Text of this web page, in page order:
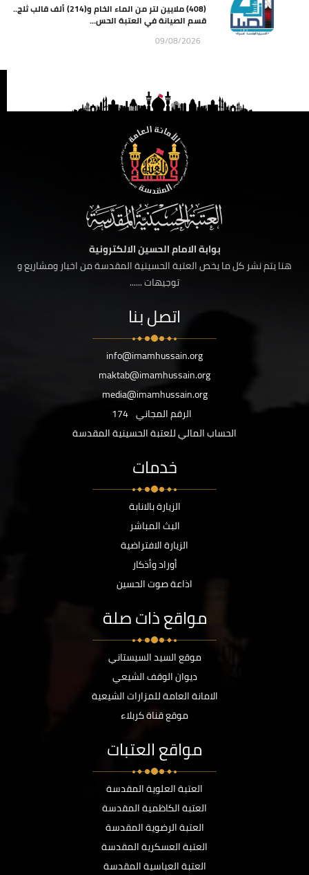
(408) ملايين لتر من الماء الخام و(214) ألف قالب ثلج..
قسم الصيانة في العتبة الحس...
09/08/2026
بوابة الامام الحسين الالكترونية
هنا يتم نشر كل ما يخص العتبة الحسينية المقدسة من اخبار ومشاريع و
توجيهات ......
اتصل بنا
info@imamhussain.org
maktab@imamhussain.org
media@imamhussain.org
الرقم المجاني 174
الحساب المالي للعتبة الحسينية المقدسة
خدمات
الزيارة بالانابة
البث المباشر
الزيارة الافتراضية
أوراد وأذكار
اذاعة صوت الحسين
مواقع ذات صلة
موقع السيد السيستاني
ديوان الوقف الشيعي
الامانة العامة للمزارات الشيعية
موقع قناة كربلاء
مواقع العتبات
العتبة العلوية المقدسة
العتبة الكاظمية المقدسة
العتبة الرضوية المقدسة
العتبة العسكرية المقدسة
العتبة العباسية المقدسة